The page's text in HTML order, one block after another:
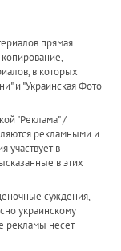
прямая
в которых
и "Украинская Фото
"Реклама" /
рекламными и
участвует в
в этих
суждения,
украинскому
рекламы несет